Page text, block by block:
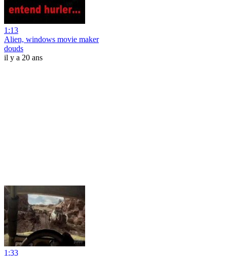
1:13
Alien, windows movie maker
douds
il y a 20 ans
1:33